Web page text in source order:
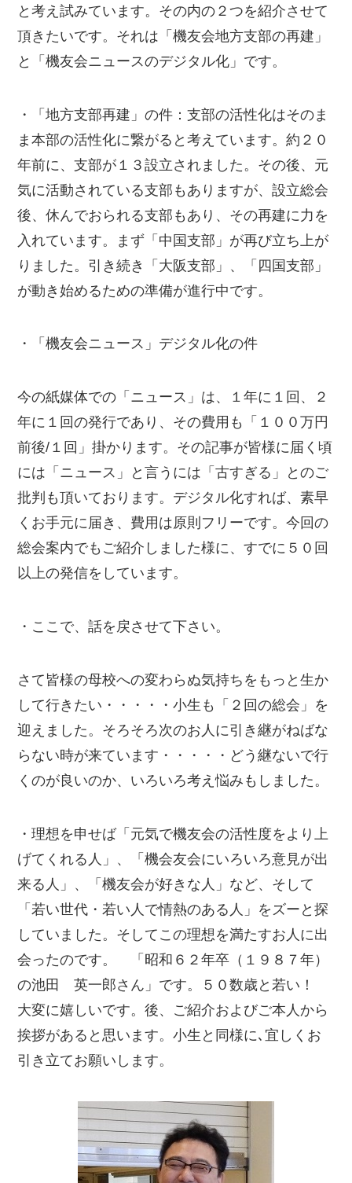
と考え試みています。その内の２つを紹介させて
頂きたいです。それは「機友会地方支部の再建」
と「機友会ニュースのデジタル化」です。
・「地方支部再建」の件：支部の活性化はそのま
ま本部の活性化に繋がると考えています。約２０
年前に、支部が１３設立されました。その後、元
気に活動されている支部もありますが、設立総会
後、休んでおられる支部もあり、その再建に力を
入れています。まず「中国支部」が再び立ち上が
りました。引き続き「大阪支部」、「四国支部」
が動き始めるための準備が進行中です。
・「機友会ニュース」デジタル化の件
今の紙媒体での「ニュース」は、１年に１回、２
年に１回の発行であり、その費用も「１００万円
前後/１回」掛かります。その記事が皆様に届く頃
には「ニュース」と言うには「古すぎる」とのご
批判も頂いております。デジタル化すれば、素早
くお手元に届き、費用は原則フリーです。今回の
総会案内でもご紹介しました様に、すでに５０回
以上の発信をしています。
・ここで、話を戻させて下さい。
さて皆様の母校への変わらぬ気持ちをもっと生か
して行きたい・・・・・小生も「２回の総会」を
迎えました。そろそろ次のお人に引き継がねばな
らない時が来ています・・・・・どう継ないで行
くのが良いのか、いろいろ考え悩みもしました。
・理想を申せば「元気で機友会の活性度をより上
げてくれる人」、「機会友会にいろいろ意見が出
来る人」、「機友会が好きな人」など、そして
「若い世代・若い人で情熱のある人」をズーと探
していました。そしてこの理想を満たすお人に出
会ったのです。 「昭和６２年卒（１９８７年）
の池田 英一郎さん」です。５０数歳と若い！
大変に嬉しいです。後、ご紹介およびご本人から
挨拶があると思います。小生と同様に､宜しくお
引き立てお願いします。